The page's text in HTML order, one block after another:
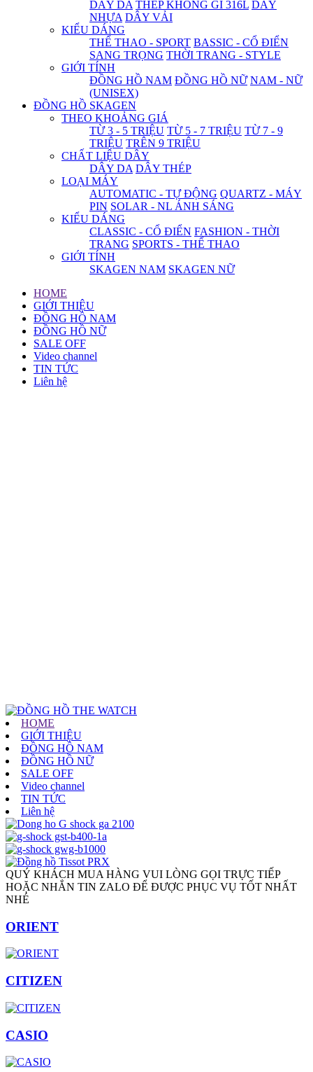
DÂY DA THÉP KHÔNG GỈ 316L DÂY
NHỰA DÂY VẢI
KIỂU DÁNG
THỂ THAO - SPORT BASSIC - CỔ ĐIỂN
SANG TRỌNG THỜI TRANG - STYLE
GIỚI TÍNH
ĐỒNG HỒ NAM ĐỒNG HỒ NỮ NAM - NỮ
(UNISEX)
ĐỒNG HỒ SKAGEN
THEO KHOẢNG GIÁ
TỪ 3 - 5 TRIỆU TỪ 5 - 7 TRIỆU TỪ 7 - 9
TRIỆU TRÊN 9 TRIỆU
CHẤT LIỆU DÂY
DÂY DA DÂY THÉP
LOẠI MÁY
AUTOMATIC - TỰ ĐỘNG QUARTZ - MÁY
PIN SOLAR - NL ÁNH SÁNG
KIỂU DÁNG
CLASSIC - CỔ ĐIỂN FASHION - THỜI
TRANG SPORTS - THỂ THAO
GIỚI TÍNH
SKAGEN NAM SKAGEN NỮ
HOME
GIỚI THIỆU
ĐỒNG HỒ NAM
ĐỒNG HỒ NỮ
SALE OFF
Video channel
TIN TỨC
Liên hệ
HOME
GIỚI THIỆU
ĐỒNG HỒ NAM
ĐỒNG HỒ NỮ
SALE OFF
Video channel
TIN TỨC
Liên hệ
QUÝ KHÁCH MUA HÀNG VUI LÒNG GỌI TRỰC TIẾP
HOẶC NHẮN TIN ZALO ĐỂ ĐƯỢC PHỤC VỤ TỐT NHẤT
NHÉ
ORIENT
CITIZEN
CASIO